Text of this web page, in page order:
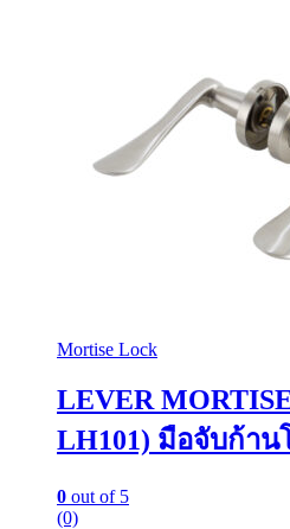
Mortise Lock
LEVER
LH101) มือจับก้าน
0 out of 5
(0)